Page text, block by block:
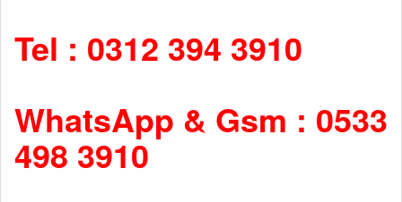
Tel : 0312 394 3910
WhatsApp & Gsm : 0533
498 3910